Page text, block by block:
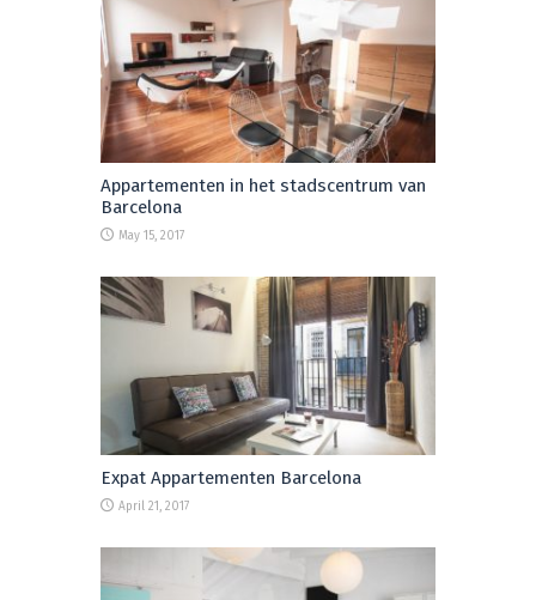
Appartementen in het stadscentrum van
Barcelona
May 15, 2017
Expat Appartementen Barcelona
April 21, 2017